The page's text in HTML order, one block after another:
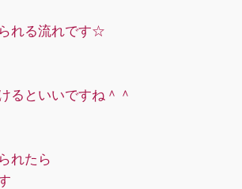
れる流れです☆
るといいですね＾＾
れたら